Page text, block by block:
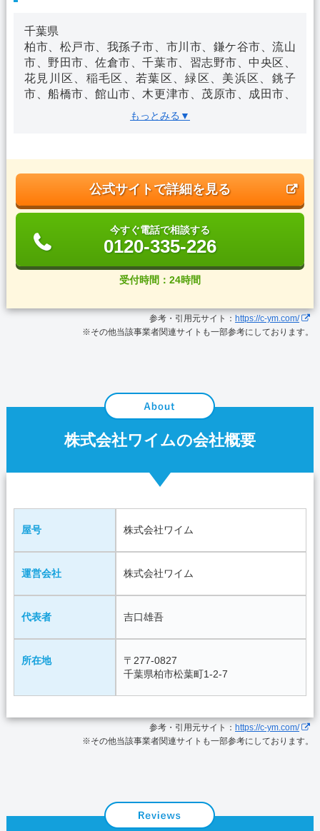
千葉県
柏市、松戸市、我孫子市、市川市、鎌ケ谷市、流山
市、野田市、佐倉市、千葉市、習志野市、中央区、
花見川区、稲毛区、若葉区、緑区、美浜区、銚子
市、船橋市、館山市、木更津市、茂原市、成田市、
東金市、旭市、勝浦市、市原市、八千代市、我孫子
匝瑳市、香取市、山武市、いすみ市、印旛郡、酒々
井町 他
茨城県
市、常総市、坂東市
もっとみる▼
公式サイトで詳細を見る
今すぐ電話で相談する
0120-335-226
受付時間：24時間
参考・引用元サイト：https://c-ym.com/
※その他当該事業者関連サイトも一部参考にしております。
株式会社ワイムの会社概要
屋号 株式会社ワイム
運営会社 株式会社ワイム
代表者 吉口雄吾
所在地
〒277-0827
千葉県柏市松葉町1-2-7
参考・引用元サイト：https://c-ym.com/
※その他当該事業者関連サイトも一部参考にしております。